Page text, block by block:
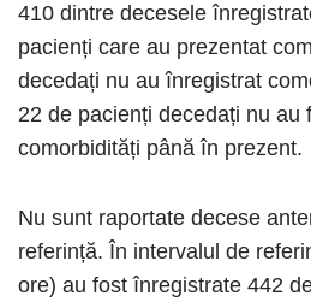
410 dintre decesele
pacienți care au prezentat
decedați nu au înregistrat
22 de pacienți decedați nu au
comorbidități până în prezent.
Nu sunt raportate decese
referință. În intervalul de
ore) au fost înregistrate 442